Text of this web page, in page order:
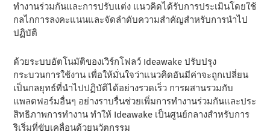
ทํางานร่วมกันและการปรับแต่ง แนวคิดได้รับการประเมินโดยใช้
กลไกการลงคะแนนและจัดลําดับความสําคัญสําหรับการนําไป
ปฏิบัติ
ด้วยระบบอัตโนมัติของเวิร์กโฟลว์ Ideawake ปรับปรุง
กระบวนการใช้งาน เพื่อให้มั่นใจว่าแนวคิดอันมีค่าจะถูกเปลี่ยน
เป็นกลยุทธ์ที่นําไปปฏิบัติได้อย่างรวดเร็ว การผสานรวมกับ
แพลตฟอร์มอื่นๆ อย่างราบรื่นช่วยเพิ่มการทํางานร่วมกันและประ
สิทธิภาพการทํางาน ทําให้ Ideawake เป็นศูนย์กลางสําหรับการ
ริเริ่มที่ขับเคลื่อนด้วยนวัตกรรม